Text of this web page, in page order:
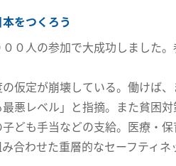
をつくろう
０人の参加で大成功しました
仮定が崩壊している。働けば
悪レベル」と指摘。また貧困
ども手当などの支給。医療・
合わせた重層的なセーフティネ